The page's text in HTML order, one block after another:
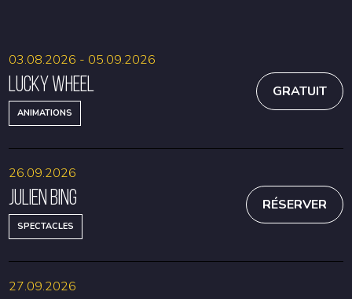
Lucky Wheel
ANIMATIONS
03.08.2026 - 05.09.2026
GRATUIT
Julien Bing
SPECTACLES
26.09.2026
RÉSERVER
27.09.2026